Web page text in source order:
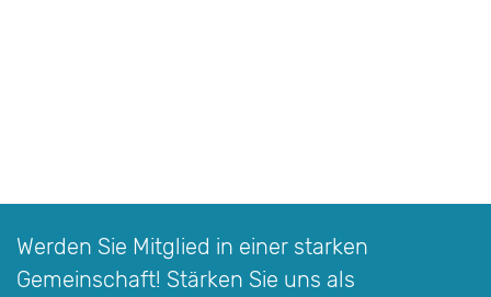
Werden Sie Mitglied in einer starken
Gemeinschaft! Stärken Sie uns als